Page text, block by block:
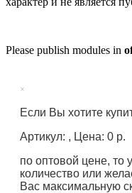
Please publish modules in
×
Если Вы хотите
Артикул: , Цена: 0 р.
по оптовой цене, то
количество или
Вас максимальную